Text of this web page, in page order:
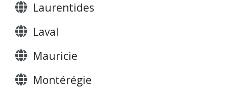
Laurentides
Laval
Mauricie
Montérégie